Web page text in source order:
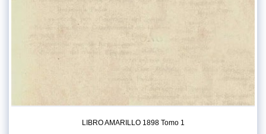
LIBRO AMARILLO 1898 Tomo 1